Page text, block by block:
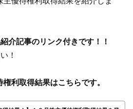
介記事のリンク付きです！！
！
利取得結果はこちらです。